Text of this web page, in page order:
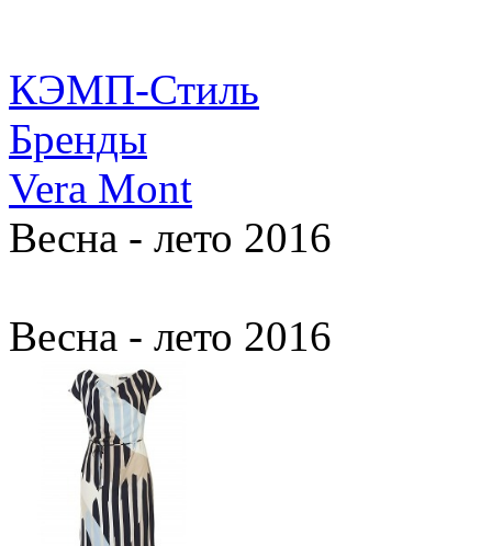
КЭМП-Стиль
Бренды
Vera Mont
Весна - лето 2016
Весна - лето 2016